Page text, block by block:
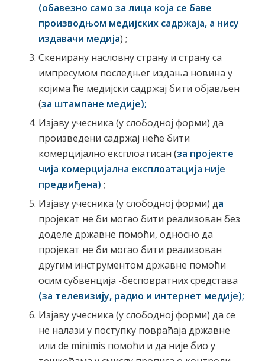
(обавезно само за лица која се баве
производњом медијских садржаја, а нису
издавачи медија) ;
Скенирану насловну страну и страну са
импресумом последњег издања новина у
којима ће медијски садржај бити објављен
(за штампане медије);
Изјаву учесника (у слободној форми) да
произведени садржај неће бити
комерцијално експлоатисан (за пројекте
чија комерцијална експлоатација није
предвиђена) ;
Изјаву учесника (у слободној форми) да
пројекат не би могао бити реализован без
доделе државне помоћи, односно да
пројекат не би могао бити реализован
другим инструментом државне помоћи
осим субвенција -бесповратних средстава
(за телевизију, радио и интернет медије);
Изјаву учесника (у слободној форми) да се
не налази у поступку повраћаја државне
или de minimis помоћи и да није био у